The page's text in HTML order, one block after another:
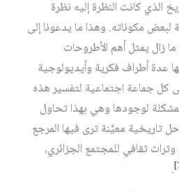
الذي كانت النظرة إليه نظرة
لبعض مكوناته. وهذا ما يدعونا إلى
ما زال يمثل أهم الأطروحات
عدة أطراف فكرية وأيديولوجية
كل جماعة اجتماعية لتفسير هذه
لوجودها وهي بهذا تحاول
تاريخية معيَّنة ترى فيها المرجع
ثقافي للمجتمع الجزائري،
.